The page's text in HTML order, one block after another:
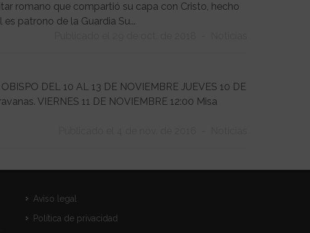
romano que compartió su capa con Cristo, hecho
patrono de la Guardia Su...
DEL 10 AL 13 DE NOVIEMBRE JUEVES 10 DE
VIERNES 11 DE NOVIEMBRE 12:00 Misa
Aviso legal
Política de privacidad